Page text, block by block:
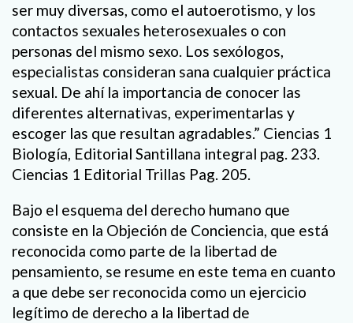
ser muy diversas, como el autoerotismo, y los
contactos sexuales heterosexuales o con
personas del mismo sexo. Los sexólogos,
especialistas consideran sana cualquier práctica
sexual. De ahí la importancia de conocer las
diferentes alternativas, experimentarlas y
escoger las que resultan agradables.” Ciencias 1
Biología, Editorial Santillana integral pag. 233.
Ciencias 1 Editorial Trillas Pag. 205.
Bajo el esquema del derecho humano que
consiste en la Objeción de Conciencia, que está
reconocida como parte de la libertad de
pensamiento, se resume en este tema en cuanto
a que debe ser reconocida como un ejercicio
legítimo de derecho a la libertad de